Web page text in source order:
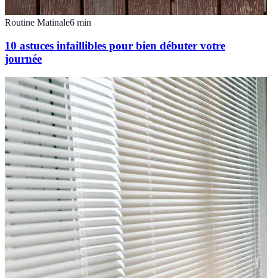
Routine Matinale6 min
10 astuces infaillibles pour bien débuter votre
journée